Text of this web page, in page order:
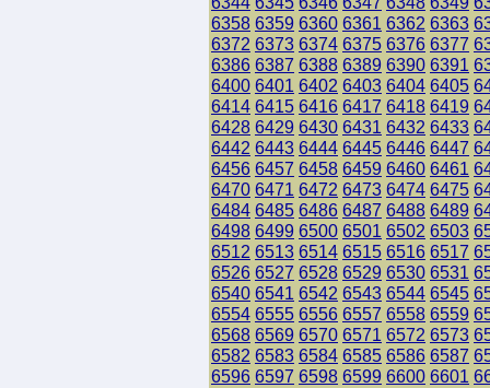
6358 6359 6360 6361 6362 6363
6372 6373 6374 6375 6376 6377
6386 6387 6388 6389 6390 6391
6400 6401 6402 6403 6404 6405
6414 6415 6416 6417 6418 6419
6428 6429 6430 6431 6432 6433
6442 6443 6444 6445 6446 6447
6456 6457 6458 6459 6460 6461
6470 6471 6472 6473 6474 6475
6484 6485 6486 6487 6488 6489
6498 6499 6500 6501 6502 6503
6512 6513 6514 6515 6516 6517
6526 6527 6528 6529 6530 6531
6540 6541 6542 6543 6544 6545
6554 6555 6556 6557 6558 6559
6568 6569 6570 6571 6572 6573
6582 6583 6584 6585 6586 6587
6596 6597 6598 6599 6600 6601